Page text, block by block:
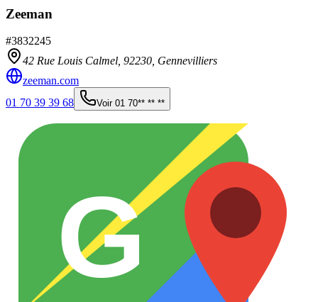
Zeeman
#3832245
42 Rue Louis Calmel, 92230 Gennevilliers
zeeman.com
01 70 39 39 68
Voir 01 70** ** **
G